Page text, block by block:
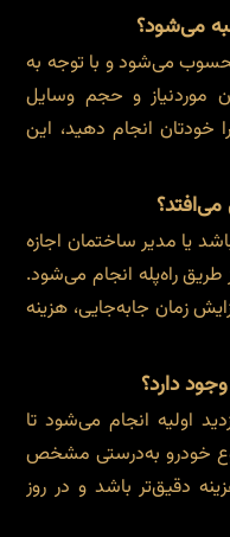
می‌شود؟
می‌شود و با توجه به
موردنیاز و حجم وسایل
انجام دهید، این
یا مدیر ساختمان اجازه
راه‌پله انجام می‌شود.
زمان جابه‌جایی، هزینه
دارد؟
اولیه انجام می‌شود تا
خودرو به‌درستی مشخص
دقیق‌تر باشد و در روز